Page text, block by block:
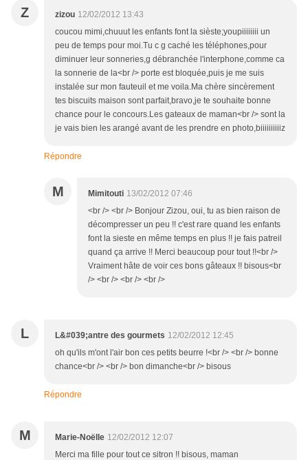
Z zizou 12/02/2012 13:43
coucou mimi,chuuut les enfants font la sièste;youpiiiiiiii un
peu de temps pour moi.Tu c g caché les téléphones,pour
diminuer leur sonneries,g débranchée l'interphone,comme ca
la sonnerie de la<br /> porte est bloquée,puis je me suis
instalée sur mon fauteuil et me voila.Ma chère sincèrement
tes biscuits maison sont parfait,bravo,je te souhaite bonne
chance pour le concours.Les gateaux de maman<br /> sont la
je vais bien les arangé avant de les prendre en photo,biiiiiiiiiiz
Répondre
M Mimitouti 13/02/2012 07:46
<br /> <br /> Bonjour Zizou, oui, tu as bien raison de
décompresser un peu !! c'est rare quand les enfants
font la sieste en même temps en plus !! je fais patreil
quand ça arrive !! Merci beaucoup pour tout !!<br />
Vraiment hâte de voir ces bons gâteaux !! bisous<br
/> <br /> <br /> <br />
L L&#039;antre des gourmets 12/02/2012 12:45
oh qu'ils m'ont l'air bon ces petits beurre !<br /> <br /> bonne
chance<br /> <br /> bon dimanche<br /> bisous
Répondre
M Marie-Noëlle 12/02/2012 12:07
Merci ma fille pour tout ce sitron !! bisous, maman